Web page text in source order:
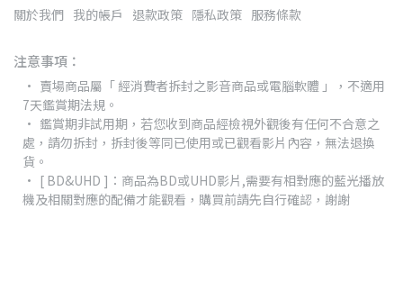
關於我們 我的帳戶 退款政策 隱私政策 服務條款
注意事項：
賣場商品屬「 經消費者拆封之影音商品或電腦軟體 」，不適用
7天鑑賞期法規。
鑑賞期非試用期，若您收到商品經檢視外觀後有任何不合意之
處，請勿拆封，拆封後等同已使用或已觀看影片內容，無法退換
貨。
[ BD&UHD ]：商品為BD或UHD影片,需要有相對應的藍光播放
機及相關對應的配備才能觀看，購買前請先自行確認，謝謝